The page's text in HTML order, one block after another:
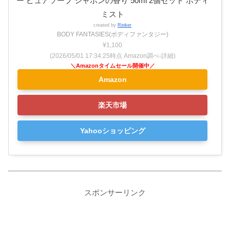
ミスト
created by Rinker
BODY FANTASIES(ボディファンタジー)
¥1,100
(2026/05/01 17:34:25時点 Amazon調べ-詳細)
Amazon
楽天市場
Yahooショッピング
スポンサーリンク